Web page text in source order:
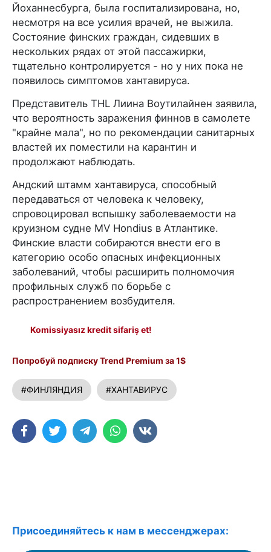
Йоханнесбурга, была госпитализирована, но,
несмотря на все усилия врачей, не выжила.
Состояние финских граждан, сидевших в
нескольких рядах от этой пассажирки,
тщательно контролируется - но у них пока не
появилось симптомов хантавируса.
Представитель THL Лиина Воутилайнен заявила,
что вероятность заражения финнов в самолете
"крайне мала", но по рекомендации санитарных
властей их поместили на карантин и
продолжают наблюдать.
Андский штамм хантавируса, способный
передаваться от человека к человеку,
спровоцировал вспышку заболеваемости на
круизном судне MV Hondius в Атлантике.
Финские власти собираются внести его в
категорию особо опасных инфекционных
заболеваний, чтобы расширить полномочия
профильных служб по борьбе с
распространением возбудителя.
Komissiyasız kredit sifariş et!
Попробуй подписку Trend Premium за 1$
#ФИНЛЯНДИЯ #ХАНТАВИРУС
Присоединяйтесь к нам в мессенджерах: